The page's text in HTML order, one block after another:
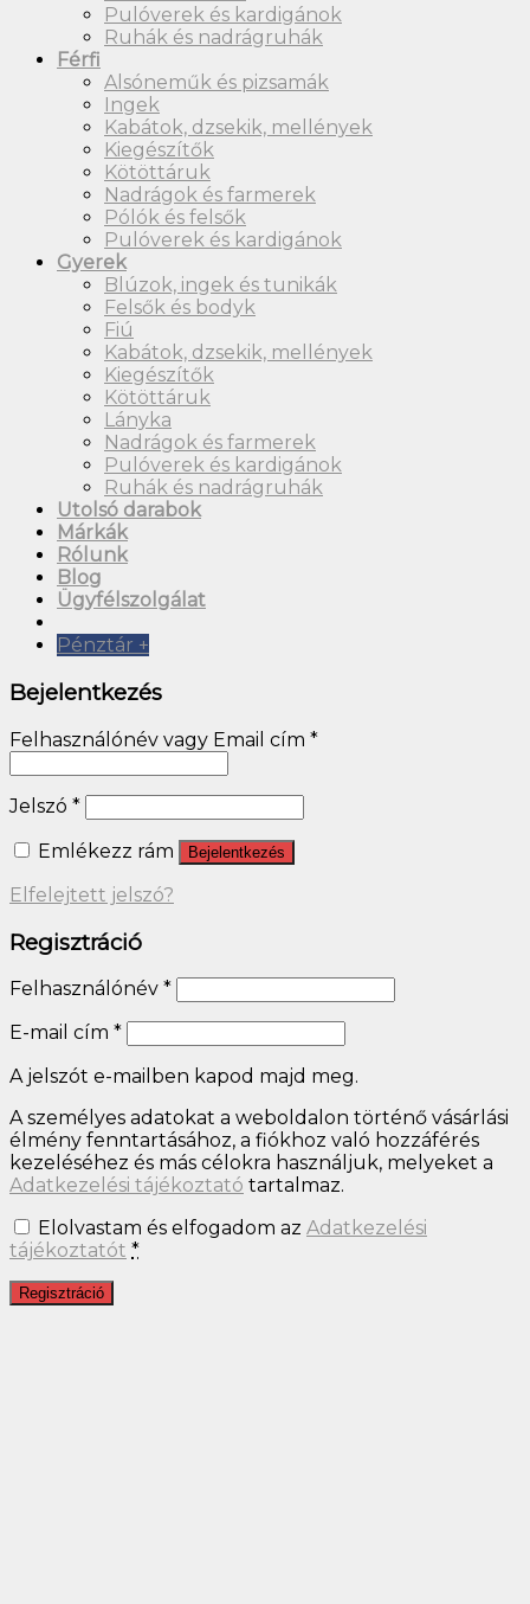
Pulóverek és kardigánok
Ruhák és nadrágruhák
Férfi
Alsóneműk és pizsamák
Ingek
Kabátok, dzsekik, mellények
Kiegészítők
Kötöttáruk
Nadrágok és farmerek
Pólók és felsők
Pulóverek és kardigánok
Gyerek
Blúzok, ingek és tunikák
Felsők és bodyk
Fiú
Kabátok, dzsekik, mellények
Kiegészítők
Kötöttáruk
Lányka
Nadrágok és farmerek
Pulóverek és kardigánok
Ruhák és nadrágruhák
Utolsó darabok
Márkák
Rólunk
Blog
Ügyfélszolgálat
Pénztár +
Bejelentkezés
Felhasználónév vagy Email cím *
Jelszó *
Emlékezz rám
Bejelentkezés
Elfelejtett jelszó?
Regisztráció
Felhasználónév *
E-mail cím *
A jelszót e-mailben kapod majd meg.
A személyes adatokat a weboldalon történő vásárlási
élmény fenntartásához, a fiókhoz való hozzáférés
kezeléséhez és más célokra használjuk, melyeket a
Adatkezelési tájékoztató tartalmaz.
Elolvastam és elfogadom az Adatkezelési
tájékoztatót *
Regisztráció